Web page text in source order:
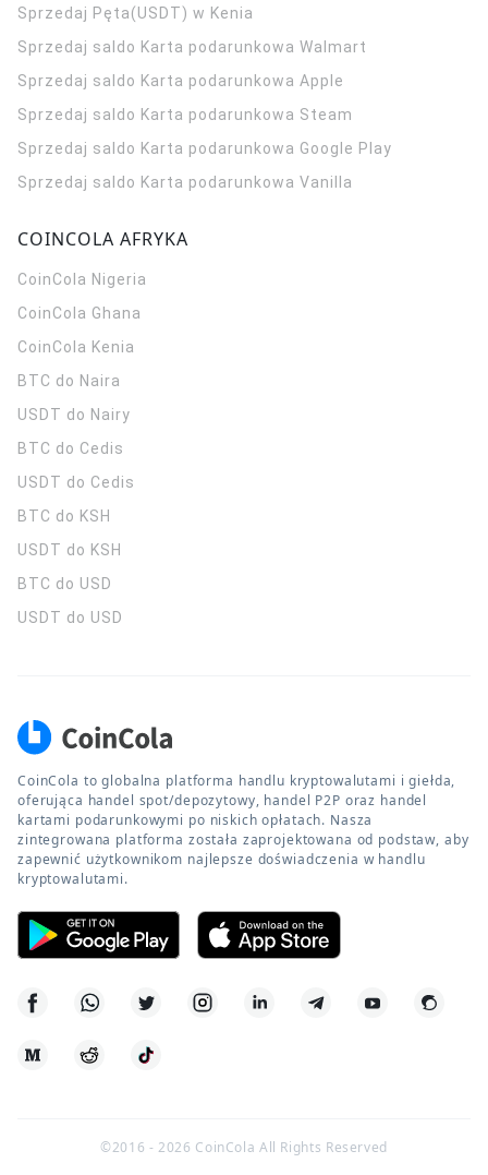
Sprzedaj Pęta(USDT) w Kenia
Sprzedaj saldo Karta podarunkowa Walmart
Sprzedaj saldo Karta podarunkowa Apple
Sprzedaj saldo Karta podarunkowa Steam
Sprzedaj saldo Karta podarunkowa Google Play
Sprzedaj saldo Karta podarunkowa Vanilla
COINCOLA AFRYKA
CoinCola Nigeria
CoinCola Ghana
CoinCola Kenia
BTC do Naira
USDT do Nairy
BTC do Cedis
USDT do Cedis
BTC do KSH
USDT do KSH
BTC do USD
USDT do USD
CoinCola to globalna platforma handlu kryptowalutami i giełda,
oferująca handel spot/depozytowy, handel P2P oraz handel
kartami podarunkowymi po niskich opłatach. Nasza
zintegrowana platforma została zaprojektowana od podstaw, aby
zapewnić użytkownikom najlepsze doświadczenia w handlu
kryptowalutami.
©2016 -2026 CoinCola All Rights Reserved